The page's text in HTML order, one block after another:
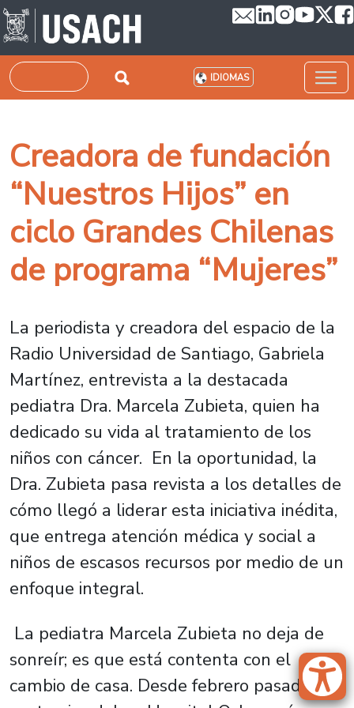
Pasar al contenido principal
Buscar IDIOMAS
Creadora de fundación
“Nuestros Hijos” en
ciclo Grandes Chilenas
de programa “Mujeres”
La periodista y creadora del espacio de la
Radio Universidad de Santiago, Gabriela
Martínez, entrevista a la destacada
pediatra Dra. Marcela Zubieta, quien ha
dedicado su vida al tratamiento de los
niños con cáncer. En la oportunidad, la
Dra. Zubieta pasa revista a los detalles de
cómo llegó a liderar esta iniciativa inédita,
que entrega atención médica y social a
niños de escasos recursos por medio de un
enfoque integral.
La pediatra Marcela Zubieta no deja de
sonreír; es que está contenta con el
cambio de casa. Desde febrero pasado, el